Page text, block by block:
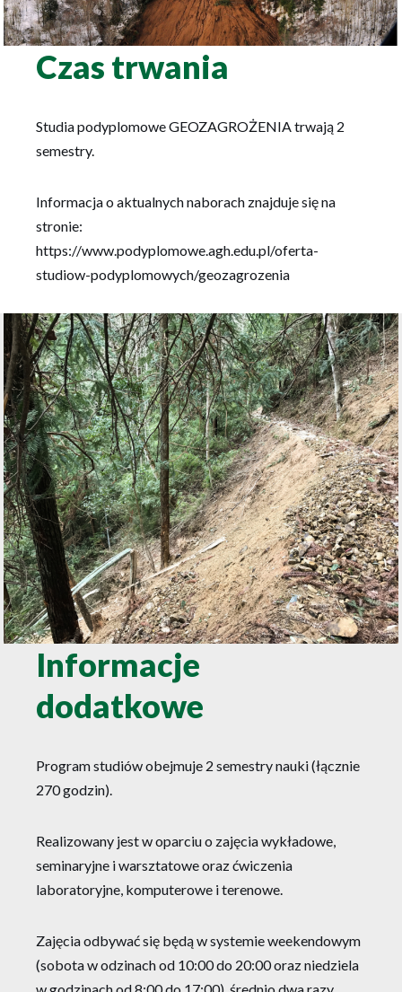
Czas trwania
Studia podyplomowe GEOZAGROŻENIA trwają 2
semestry.
Informacja o aktualnych naborach znajduje się na
stronie:
https://www.podyplomowe.agh.edu.pl/oferta-
studiow-podyplomowych/geozagrozenia
Informacje
dodatkowe
Program studiów obejmuje 2 semestry nauki (łącznie
270 godzin).
Realizowany jest w oparciu o zajęcia wykładowe,
seminaryjne i warsztatowe oraz ćwiczenia
laboratoryjne, komputerowe i terenowe.
Zajęcia odbywać się będą w systemie weekendowym
(sobota w odzinach od 10:00 do 20:00 oraz niedziela
w godzinach od 8:00 do 17:00), średnio dwa razy